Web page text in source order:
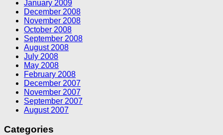
January 2009
December 2008
November 2008
October 2008
September 2008
August 2008
July 2008
May 2008
February 2008
December 2007
November 2007
September 2007
August 2007
Categories